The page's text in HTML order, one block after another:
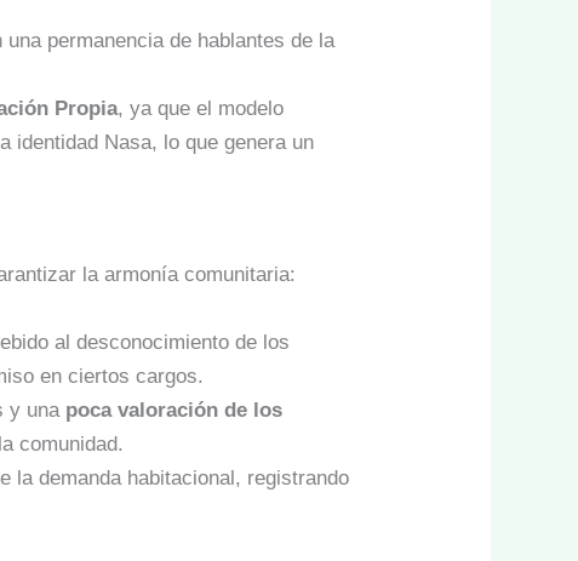
permanencia de hablantes de la
Propia, ya que el modelo
identidad Nasa, lo que genera un
la armonía comunitaria:
al desconocimiento de los
en ciertos cargos.
y una poca valoración de los
comunidad.
la demanda habitacional, registrando